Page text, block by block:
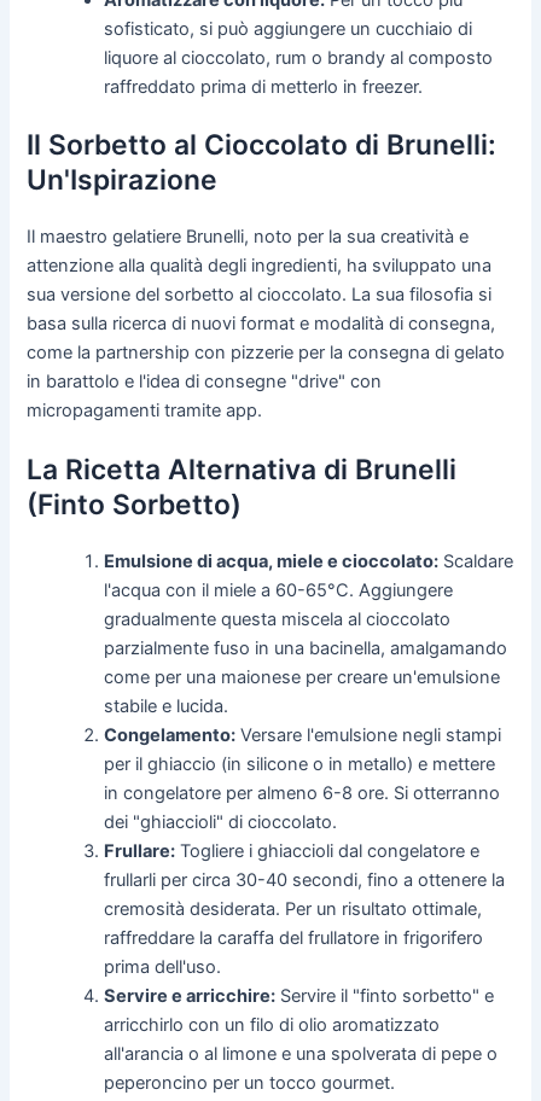
sofisticato, si può aggiungere un cucchiaio di
liquore al cioccolato, rum o brandy al composto
raffreddato prima di metterlo in freezer.
Il Sorbetto al Cioccolato di Brunelli:
Un'Ispirazione
Il maestro gelatiere Brunelli, noto per la sua creatività e
attenzione alla qualità degli ingredienti, ha sviluppato una
sua versione del sorbetto al cioccolato. La sua filosofia si
basa sulla ricerca di nuovi format e modalità di consegna,
come la partnership con pizzerie per la consegna di gelato
in barattolo e l'idea di consegne "drive" con
micropagamenti tramite app.
La Ricetta Alternativa di Brunelli
(Finto Sorbetto)
Emulsione di acqua, miele e cioccolato: Scaldare
l'acqua con il miele a 60-65°C. Aggiungere
gradualmente questa miscela al cioccolato
parzialmente fuso in una bacinella, amalgamando
come per una maionese per creare un'emulsione
stabile e lucida.
Congelamento: Versare l'emulsione negli stampi
per il ghiaccio (in silicone o in metallo) e mettere
in congelatore per almeno 6-8 ore. Si otterranno
dei "ghiaccioli" di cioccolato.
Frullare: Togliere i ghiaccioli dal congelatore e
frullarli per circa 30-40 secondi, fino a ottenere la
cremosità desiderata. Per un risultato ottimale,
raffreddare la caraffa del frullatore in frigorifero
prima dell'uso.
Servire e arricchire: Servire il "finto sorbetto" e
arricchirlo con un filo di olio aromatizzato
all'arancia o al limone e una spolverata di pepe o
peperoncino per un tocco gourmet.